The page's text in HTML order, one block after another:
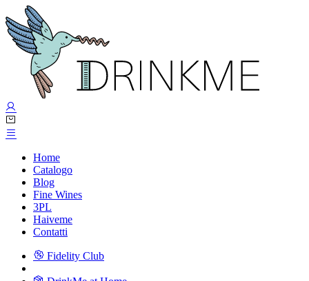
Home
Catalogo
Blog
Fine Wines
3PL
Haiveme
Contatti
Fidelity Club